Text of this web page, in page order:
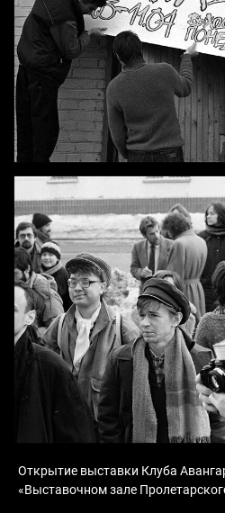
Открытие выставки Клуба
«Выставочном зале